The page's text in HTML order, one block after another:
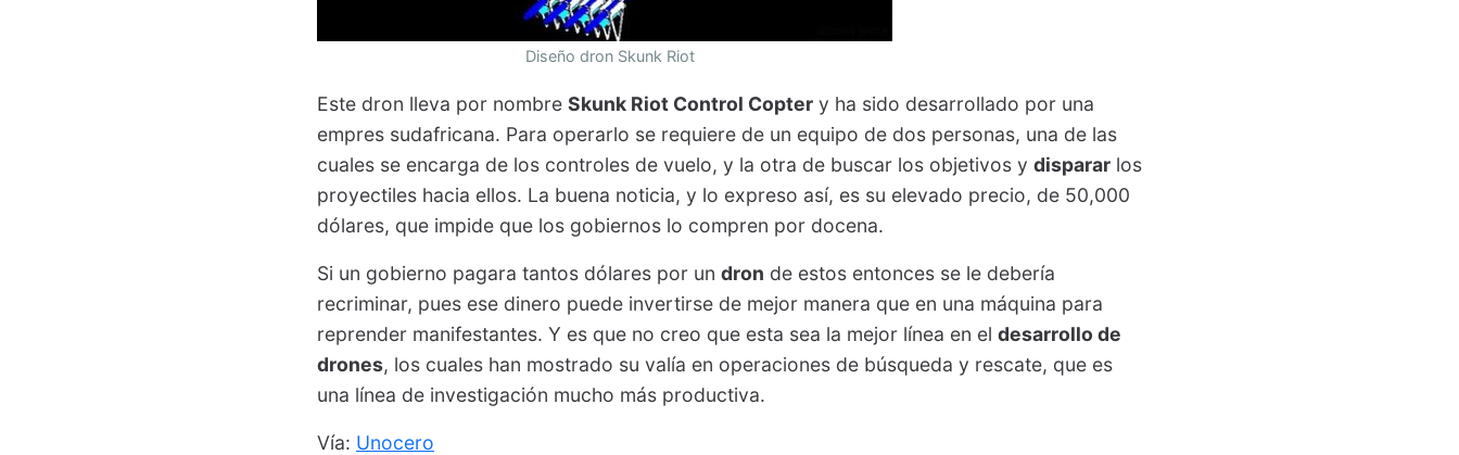
Diseño dron Skunk Riot
Este dron lleva por nombre Skunk Riot Control Copter y ha sido desarrollado por una
empres sudafricana. Para operarlo se requiere de un equipo de dos personas, una de las
cuales se encarga de los controles de vuelo, y la otra de buscar los objetivos y disparar los
proyectiles hacia ellos. La buena noticia, y lo expreso así, es su elevado precio, de 50,000
dólares, que impide que los gobiernos lo compren por docena.
Si un gobierno pagara tantos dólares por un dron de estos entonces se le debería
recriminar, pues ese dinero puede invertirse de mejor manera que en una máquina para
reprender manifestantes. Y es que no creo que esta sea la mejor línea en el desarrollo de
drones, los cuales han mostrado su valía en operaciones de búsqueda y rescate, que es
una línea de investigación mucho más productiva.
Vía: Unocero